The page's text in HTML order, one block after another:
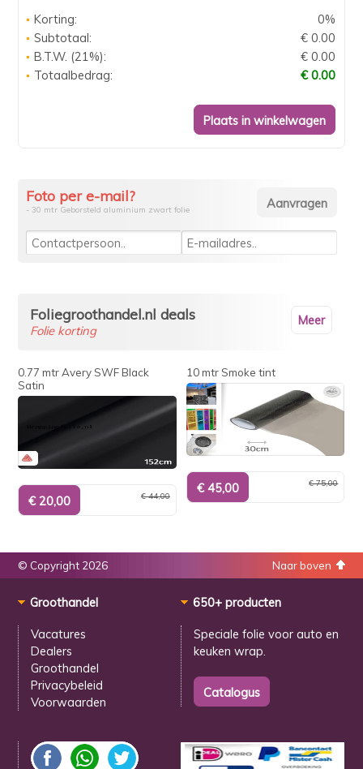
Korting:
0%
Subtotaal:
€ 0.00
B.T.W. (21%):
€ 0.00
Totaalbedrag:
€ 0.00
Foto per e-mail?
- 30 mtr Geborsteld aluminium zwart folie
Meer
Foliegroothandel.nl deals
Folie korting
0.77 mtr Avery SWF Black
Satin
€ 44,00
10 mtr Smoke tint
€ 75,00
Naar boven
© Copyright 2026
Groothandel
Vacatures
Dealers
Groothandel
Privacybeleid
Voorwaarden
650+ producten
Speciale folie voorauto en
keuken wrap.